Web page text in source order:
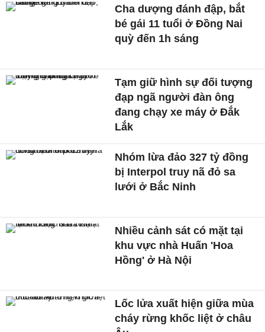
Cha dượng đánh đập, bắt
bé gái 11 tuổi ở Đồng Nai
quỳ đến 1h sáng
Tạm giữ hình sự đối tượng
đạp ngã người đàn ông
đang chạy xe máy ở Đắk
Lắk
Nhóm lừa đảo 327 tỷ đồng
bị Interpol truy nã đỏ sa
lưới ở Bắc Ninh
Nhiều cảnh sát có mặt tại
khu vực nhà Huấn 'Hoa
Hồng' ở Hà Nội
Lốc lửa xuất hiện giữa mùa
cháy rừng khốc liệt ở châu